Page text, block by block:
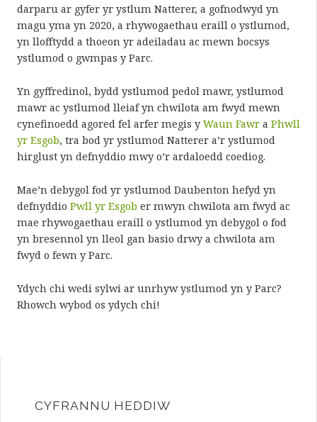
darparu ar gyfer yr ystlum Natterer, a gofnodwyd yn
magu yma yn 2020, a rhywogaethau eraill o ystlumod,
yn llofftydd a thoeon yr adeiladau ac mewn bocsys
ystlumod o gwmpas y Parc.
Yn gyffredinol, bydd ystlumod pedol mawr, ystlumod
mawr ac ystlumod lleiaf yn chwilota am fwyd mewn
cynefinoedd agored fel arfer megis y Waun Fawr a Phwll
yr Esgob, tra bod yr ystlumod Natterer a’r ystlumod
hirglust yn defnyddio mwy o’r ardaloedd coediog.
Mae’n debygol fod yr ystlumod Daubenton hefyd yn
defnyddio Pwll yr Esgob er mwyn chwilota am fwyd ac
mae rhywogaethau eraill o ystlumod yn debygol o fod
yn bresennol yn lleol gan basio drwy a chwilota am
fwyd o fewn y Parc.
Ydych chi wedi sylwi ar unrhyw ystlumod yn y Parc?
Rhowch wybod os ydych chi!
CYFRANNU HEDDIW